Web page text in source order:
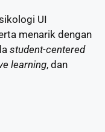
UI
menarik dengan
student-centered
learning, dan